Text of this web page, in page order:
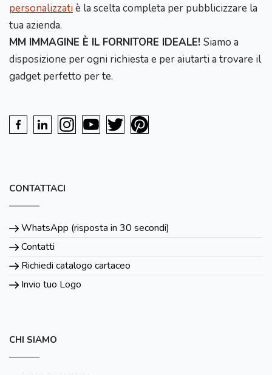
personalizzatiè la scelta completa per pubblicizzare la
tua azienda.
MM IMMAGINE È IL FORNITORE IDEALE! Siamo a
disposizione per ogni richiesta e per aiutarti a trovare il
gadget perfetto per te.
CONTATTACI
WhatsApp (risposta in 30 secondi)
Contatti
Richiedi catalogo cartaceo
Invio tuo Logo
CHI SIAMO